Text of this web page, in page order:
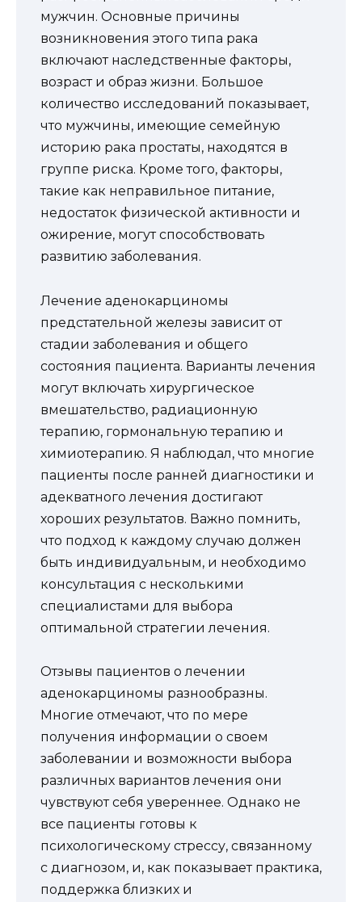
мужчин. Основные причины
возникновения этого типа рака
включают наследственные факторы,
возраст и образ жизни. Большое
количество исследований показывает,
что мужчины, имеющие семейную
историю рака простаты, находятся в
группе риска. Кроме того, факторы,
такие как неправильное питание,
недостаток физической активности и
ожирение, могут способствовать
развитию заболевания.
Лечение аденокарциномы
предстательной железы зависит от
стадии заболевания и общего
состояния пациента. Варианты лечения
могут включать хирургическое
вмешательство, радиационную
терапию, гормональную терапию и
химиотерапию. Я наблюдал, что многие
пациенты после ранней диагностики и
адекватного лечения достигают
хороших результатов. Важно помнить,
что подход к каждому случаю должен
быть индивидуальным, и необходимо
консультация с несколькими
специалистами для выбора
оптимальной стратегии лечения.
Отзывы пациентов о лечении
аденокарциномы разнообразны.
Многие отмечают, что по мере
получения информации о своем
заболевании и возможности выбора
различных вариантов лечения они
чувствуют себя увереннее. Однако не
все пациенты готовы к
психологическому стрессу, связанному
с диагнозом, и, как показывает практика,
поддержка близких и